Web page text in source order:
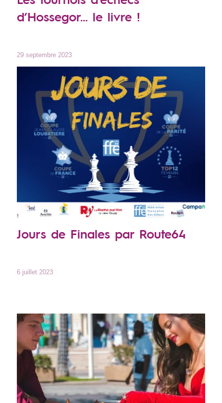
d’Hossegor… le livre !
29 septembre 2023
Jours de Finales par Route64
6 juillet 2023